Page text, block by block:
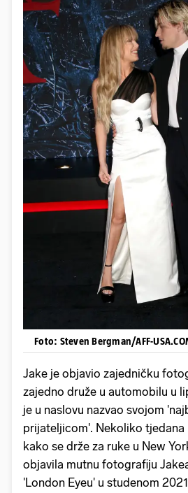
Foto: Steven Bergman/AFF-
Jake je objavio zajedničku
zajedno druže u automobilu u
je u naslovu nazvao svojom
prijateljicom'. Nekoliko tjedana
kako se drže za ruke u New
objavila mutnu fotografiju
'London Eyeu' u studenom